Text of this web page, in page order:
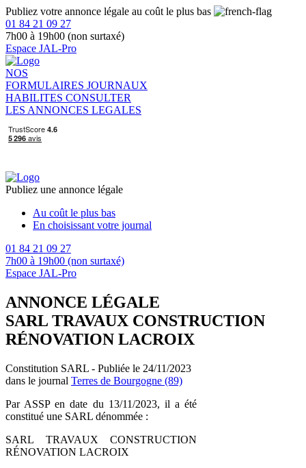
Publiez votre annonce légale au coût le plus bas
01 84 21 09 27
7h00 à 19h00 (non surtaxé)
Espace JAL-Pro
NOS
FORMULAIRES JOURNAUX
HABILITES CONSULTER
LES ANNONCES LEGALES
Publiez une annonce légale
Au coût le plus bas
En choisissant votre journal
01 84 21 09 27
7h00 à 19h00 (non surtaxé)
Espace JAL-Pro
ANNONCE LÉGALE
SARL TRAVAUX CONSTRUCTION
RÉNOVATION LACROIX
Constitution SARL - Publiée le 24/11/2023
dans le journal Terres de Bourgogne (89)
Par ASSP en date du 13/11/2023, il a été
constitué une SARL dénommée :
SARL TRAVAUX CONSTRUCTION
RÉNOVATION LACROIX